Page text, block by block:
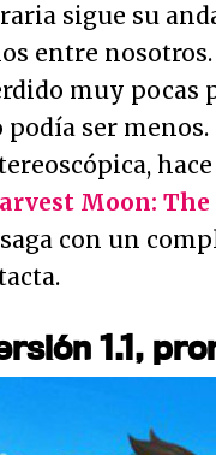
sigue su
entre
muy pocas
podía ser
Moon:
con un
1.1,